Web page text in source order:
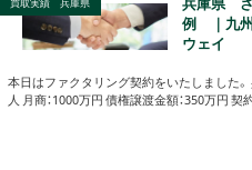
例 ｜九州
ウェイ
本日はファクタリング契約をいたしました。
人 月商：1000万円 債権譲渡金額：350万円